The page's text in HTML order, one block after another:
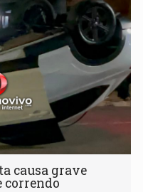
causa grave
correndo